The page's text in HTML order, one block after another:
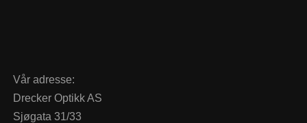
Vår adresse:
Drecker Optikk AS
Sjøgata 31/33